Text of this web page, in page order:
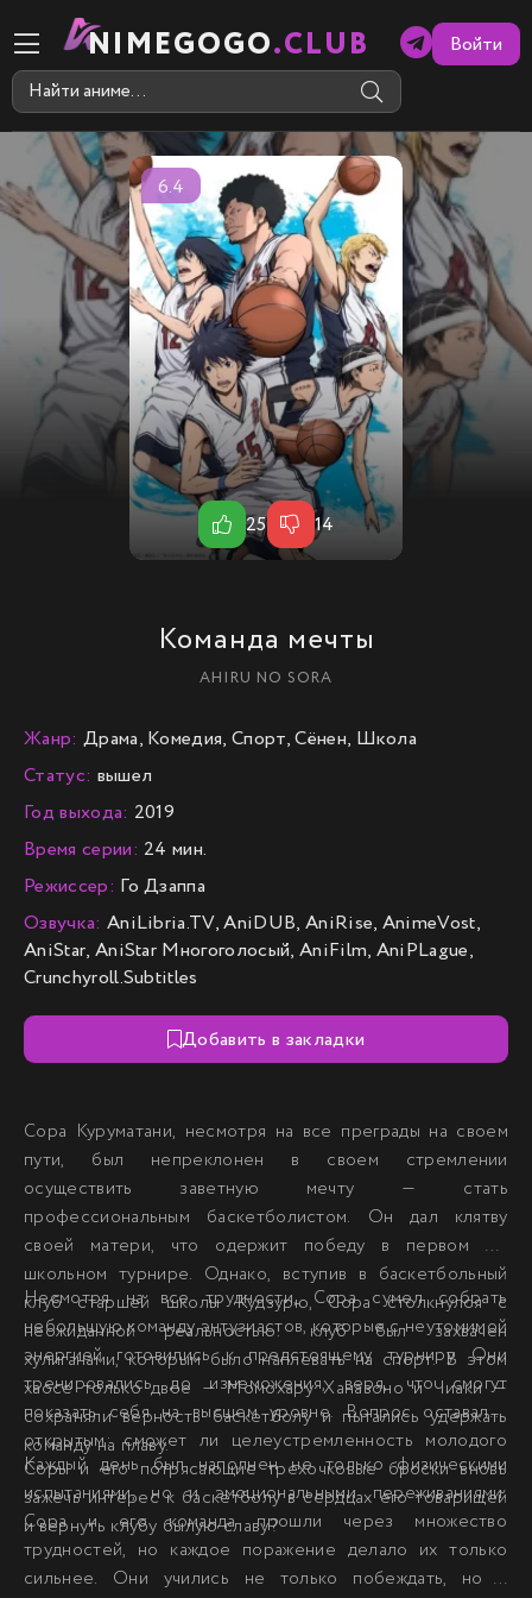
NIMEGOGO.CLUB Войти
Команда мечты
AHIRU NO SORA
6.4
25 14
Жанр: Драма, Комедия, Спорт, Сёнен, Школа
Статус: вышел
Год выхода: 2019
Время серии: 24 мин.
Режиссер: Го Дзаппа
Озвучка: AniLibria.TV, AniDUB, AniRise, AnimeVost,
AniStar, AniStar Многоголосый, AniFilm, AniPLague,
Crunchyroll.Subtitles
Добавить в закладки
Сора Куруматани, несмотря на все преграды на своем
пути, был непреклонен в своем стремлении
осуществить заветную мечту — стать
профессиональным баскетболистом. Он дал клятву
своей матери, что одержит победу в первом же
школьном турнире. Однако, вступив в баскетбольный
клуб старшей школы Кудзурю, Сора столкнулся с
неожиданной реальностью: клуб был захвачен
хулиганами, которым было наплевать на спорт. В этом
хаосе только двое — Момохару Ханазоно и Чиаки —
сохраняли верность баскетболу и пытались удержать
команду на плаву.
Несмотря на все трудности, Сора сумел собрать
небольшую команду энтузиастов, которые с неутомимой
энергией готовились к предстоящему турниру. Они
тренировались до изнеможения, веря, что смогут
показать себя на высшем уровне. Вопрос оставался
открытым: сможет ли целеустремленность молодого
Соры и его потрясающие трехочковые броски вновь
зажечь интерес к баскетболу в сердцах его товарищей
и вернуть клубу былую славу?
Каждый день был наполнен не только физическими
испытаниями, но и эмоциональными переживаниями.
Сора и его команда прошли через множество
трудностей, но каждое поражение делало их только
сильнее. Они учились не только побеждать, но и